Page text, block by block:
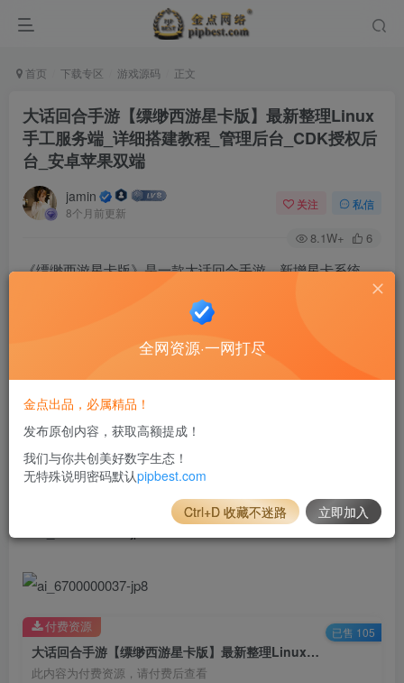
首页 下载专区 游戏源码 正文
大话回合手游【缥缈西游星卡版】最新整理Linux
手工服务端_详细搭建教程_管理后台_CDK授权后
台_安卓苹果双端
jamin
8个月前更新
关注 私信
8.1W+ 6
《缥缈西游星卡版》是一款大话回合手游，新增星卡系统。
资源提供Linux手工服务端，包含详细搭建教程、管理后台、
CDK授权后台，支持安卓苹果双端。
大话回合手游【缥缈西游星卡版】最新整理Linux手工服务端_详细搭建教程_管理后台_CDK授权后台_安卓苹果双端
此内容为付费资源，请付费后查看
付费资源 已售 105
全网资源·一网打尽
金点出品，必属精品！
发布原创内容，获取高额提成！
我们与你共创美好数字生态！
无特殊说明密码默认pipbest.com
Ctrl+D 收藏不迷路 立即加入